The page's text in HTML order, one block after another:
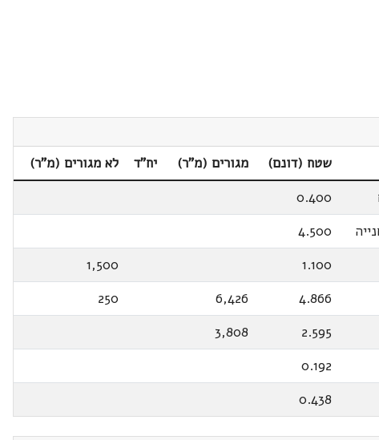
שטח (דונם) מגורים (מ"ר) יח"ד
לא מגורים (מ"ר)
0.400
4.500
1.100
1,500
4.866
6,426
250
2.595
3,808
0.192
0.438